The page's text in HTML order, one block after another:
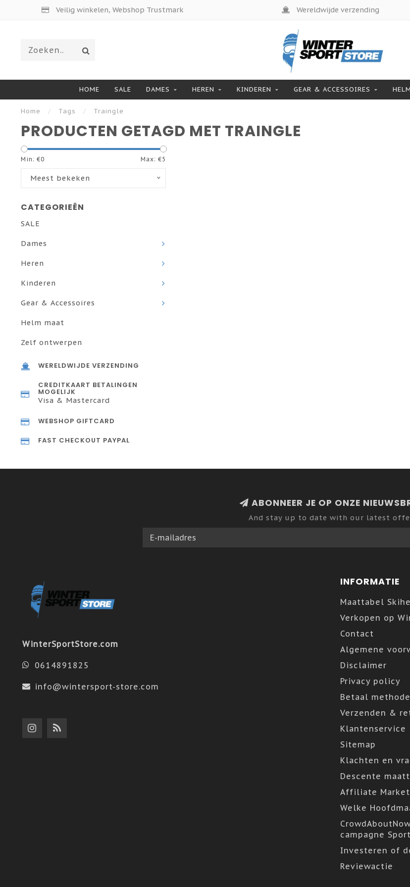
Veilig winkelen, Webshop Trustmark Wereldwijde verzending
HOME SALE DAMES HEREN KINDEREN GEAR & ACCESSOIRES
Home / Tags / Traingle
PRODUCTEN GETAGD MET TRAINGLE
Min: €0 Max: €5
Meest bekeken
CATEGORIEËN
SALE
Dames
Heren
Kinderen
Gear & Accessoires
Helm maat
Zelf ontwerpen
WERELDWIJDE VERZENDING
CREDITKAART BETALINGEN
MOGELIJK
Visa & Mastercard
WEBSHOP GIFTCARD
FAST CHECKOUT PAYPAL
ABONNEER JE OP ONZE
And stay up to date with our latest
WinterSportStore.com
0614891825
info@wintersport-store.com
INFORMATIE
Maattabel
Verkopen op
Contact
Algemene
Disclaimer
Privacy policy
Betaal
Verzenden &
Klantenservice
Sitemap
Klachten en
Descente
Affiliate
Welke
campagne
Investeren of
Reviewactie